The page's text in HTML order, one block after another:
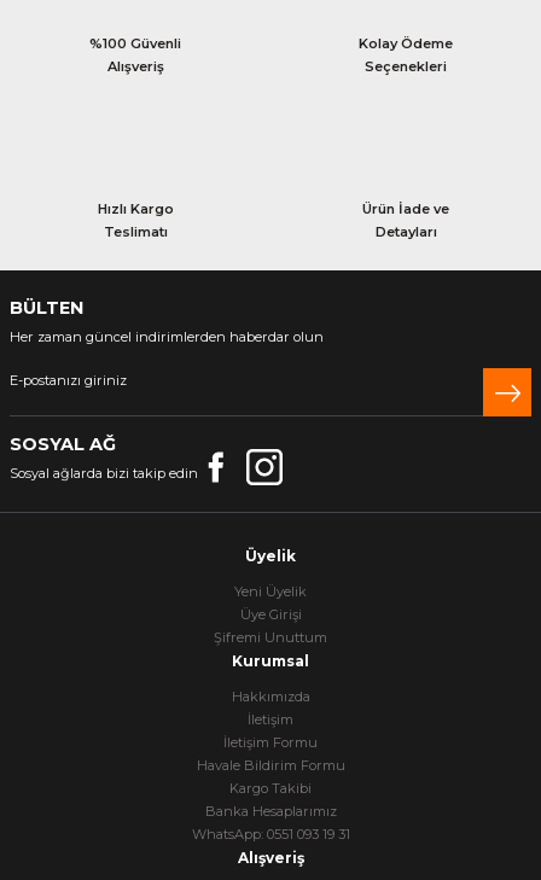
%100 Güvenli
Alışveriş
Kolay Ödeme
Seçenekleri
Hızlı Kargo
Teslimatı
Ürün İade ve
Detayları
BÜLTEN
Her zaman güncel indirimlerden haberdar olun
SOSYAL AĞ
Sosyal ağlarda bizi takip edin
Üyelik
Yeni Üyelik
Üye Girişi
Şifremi Unuttum
Kurumsal
Hakkımızda
İletişim
İletişim Formu
Havale Bildirim Formu
Kargo Takibi
Banka Hesaplarımız
WhatsApp: 0551 093 19 31
Alışveriş